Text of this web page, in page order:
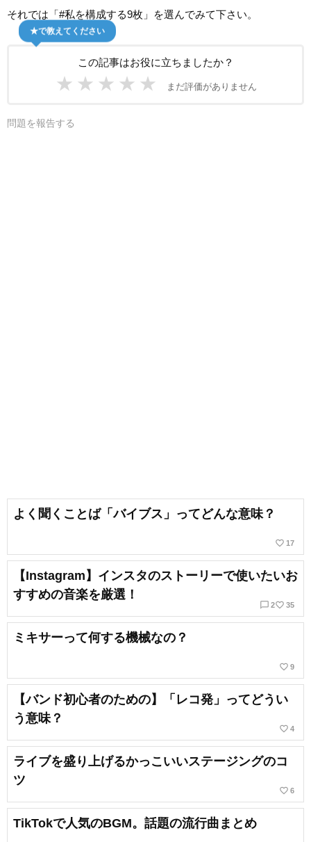
それでは「#私を構成する9枚」を選んでみて下さい。
この記事はお役に立ちましたか？
★ ★ ★ ★ ★ まだ評価がありません
★で教えてください
問題を報告する
よく聞くことば「バイブス」ってどんな意味？
favorite_border 17
【Instagram】インスタのストーリーで使いたいお
すすめの音楽を厳選！
chat_bubble_outline 2favorite_border 35
ミキサーって何する機械なの？
favorite_border 9
【バンド初心者のための】「レコ発」ってどうい
う意味？
favorite_border 4
ライブを盛り上げるかっこいいステージングのコ
ツ
favorite_border 6
TikTokで人気のBGM。話題の流行曲まとめ